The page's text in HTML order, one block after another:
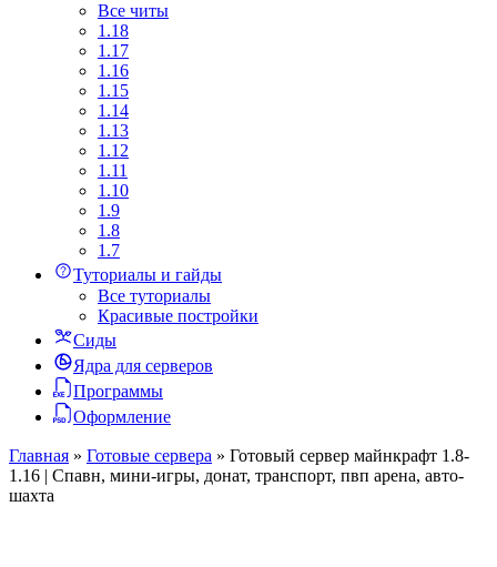
Все читы
1.18
1.17
1.16
1.15
1.14
1.13
1.12
1.11
1.10
1.9
1.8
1.7
Туториалы и гайды
Все туториалы
Красивые постройки
Сиды
Ядра для серверов
Программы
Оформление
Главная » Готовые сервера » Готовый сервер майнкрафт 1.8-
1.16 | Спавн, мини-игры, донат, транспорт, пвп арена, авто-
шахта